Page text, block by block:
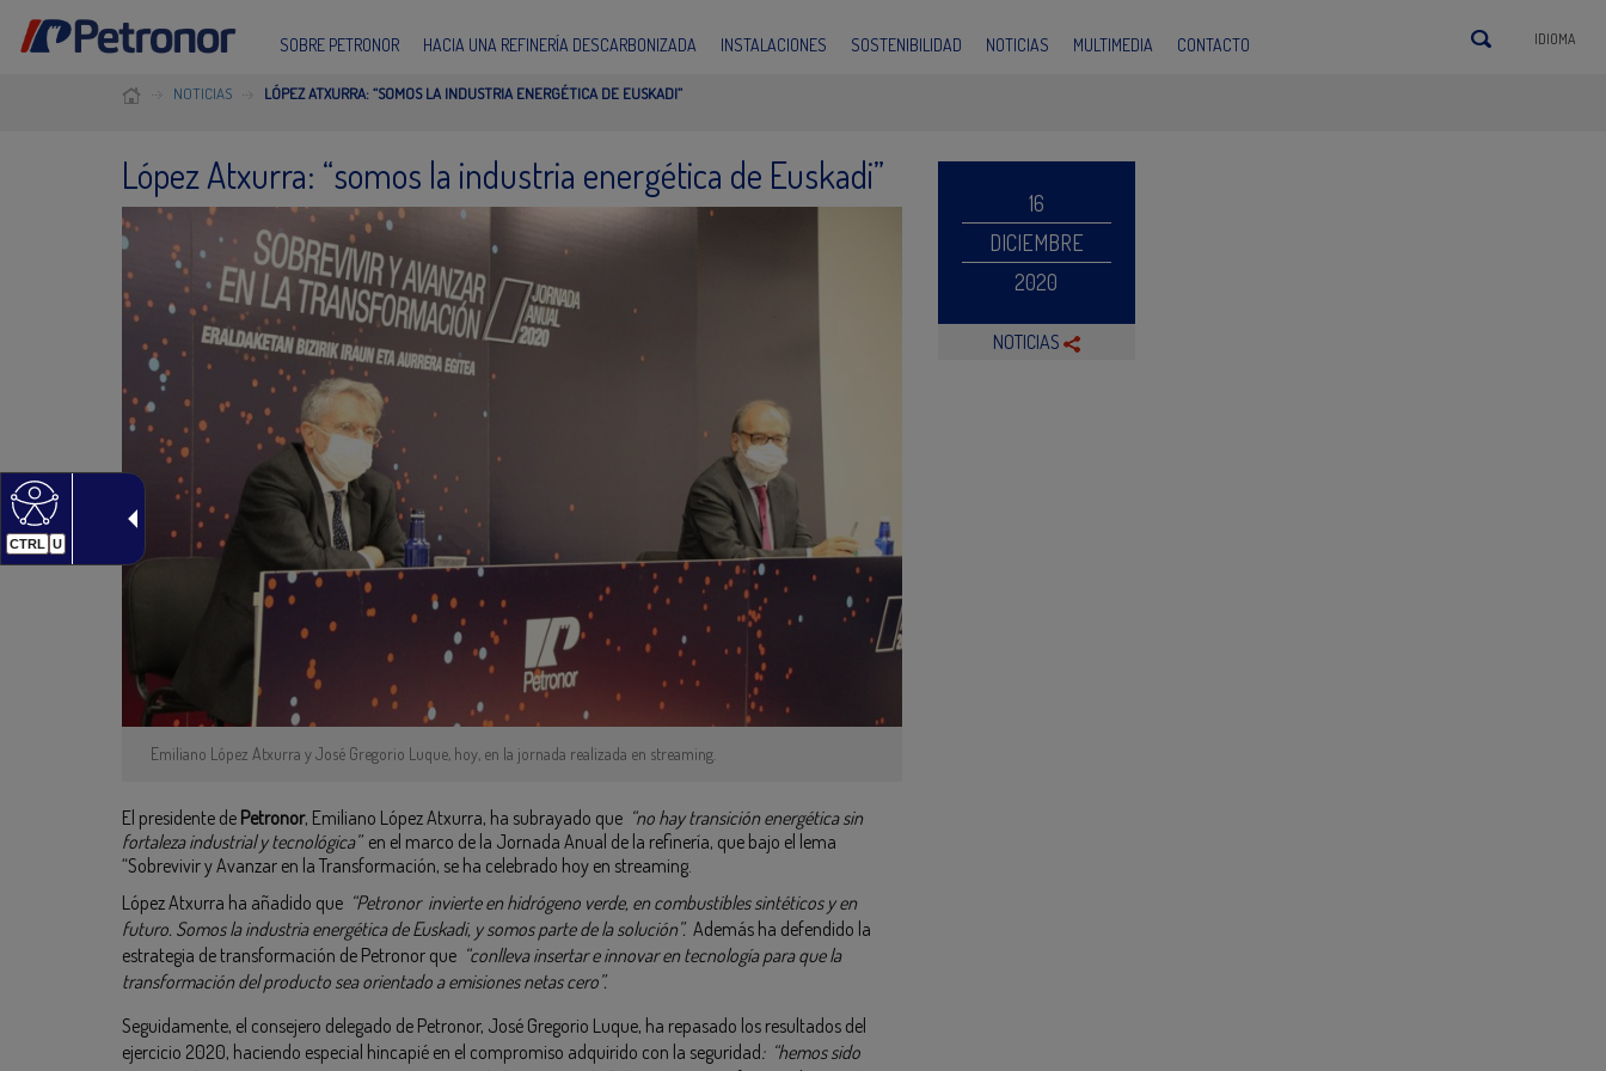
CTRL U
SOBRE PETRONOR HACIA UNA REFINERÍA DESCARBONIZADA INSTALACIONES SOSTENIBILIDAD NOTICIAS MULTIMEDIA CONTACTO IDIOMA
NOTICIAS LÓPEZ ATXURRA: “SOMOS LA INDUSTRIA ENERGÉTICA DE EUSKADI”
López Atxurra: “somos la industria energética de Euskadi”
Emiliano López Atxurra y José Gregorio Luque, hoy, en la jornada realizada en streaming.
El presidente de Petronor, Emiliano López Atxurra, ha subrayado que “no hay transición energética sin
fortaleza industrial y tecnológica” en el marco de la Jornada Anual de la refinería, que bajo el lema
“Sobrevivir y Avanzar en la Transformación, se ha celebrado hoy en streaming.
López Atxurra ha añadido que “Petronor invierte en hidrógeno verde, en combustibles sintéticos y en
futuro. Somos la industria energética de Euskadi, y somos parte de la solución”. Además ha defendido la
estrategia de transformación de Petronor que “conlleva insertar e innovar en tecnología para que la
transformación del producto sea orientado a emisiones netas cero”.
Seguidamente, el consejero delegado de Petronor, José Gregorio Luque, ha repasado los resultados del
ejercicio 2020, haciendo especial hincapié en el compromiso adquirido con la seguridad: “hemos sido
16
DICIEMBRE
2020
NOTICIAS